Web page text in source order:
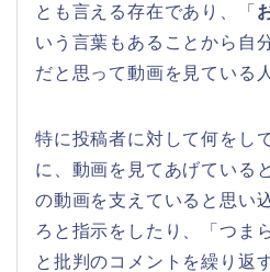
とも言える存在であり、「
いう言葉もあることから自
だと思って動画を見ている
特に投稿者に対して何をし
に、動画を見てあげている
の動画を支えていると思い
ろと指示をしたり、「つま
と批判のコメントを繰り返